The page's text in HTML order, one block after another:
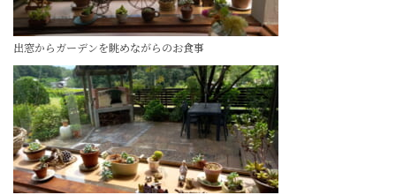
出窓からガーデンを眺めながらのお食事